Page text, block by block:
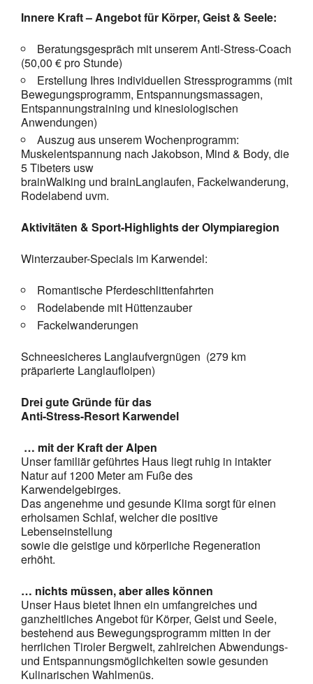
Innere Kraft – Angebot für Körper, Geist & Seele:
Beratungsgespräch mit unserem Anti-Stress-Coach
(50,00 € pro Stunde)
Erstellung Ihres individuellen Stressprogramms (mit
Bewegungsprogramm, Entspannungsmassagen,
Entspannungstraining und kinesiologischen
Anwendungen)
Auszug aus unserem Wochenprogramm:
Muskelentspannung nach Jakobson, Mind & Body, die
5 Tibeters usw
brainWalking und brainLanglaufen, Fackelwanderung,
Rodelabend uvm.
Aktivitäten & Sport-Highlights der Olympiaregion
Winterzauber-Specials im Karwendel:
Romantische Pferdeschlittenfahrten
Rodelabende mit Hüttenzauber
Fackelwanderungen
Schneesicheres Langlaufvergnügen (279 km
präparierte Langlaufloipen)
Drei gute Gründe für das
Anti-Stress-Resort Karwendel
… mit der Kraft der Alpen
Unser familiär geführtes Haus liegt ruhig in intakter
Natur auf 1200 Meter am Fuße des
Karwendelgebirges.
Das angenehme und gesunde Klima sorgt für einen
erholsamen Schlaf, welcher die positive
Lebenseinstellung
sowie die geistige und körperliche Regeneration
erhöht.
… nichts müssen, aber alles können
Unser Haus bietet Ihnen ein umfangreiches und
ganzheitliches Angebot für Körper, Geist und Seele,
bestehend aus Bewegungsprogramm mitten in der
herrlichen Tiroler Bergwelt, zahlreichen Abwendungs-
und Entspannungsmöglichkeiten sowie gesunden
Kulinarischen Wahlmenüs.